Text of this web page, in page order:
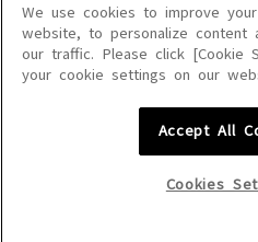
を問わず、著作権法の定める範囲を超えて
を禁じます。
楽曲及びコンテンツは、機種によりご利用
楽曲及びコンテンツの配信日、配信内容が変
We use cookies to improve
website, to personalize content
our traffic. Please click [Cookie
your cookie settings on our
Accept All
Cookies